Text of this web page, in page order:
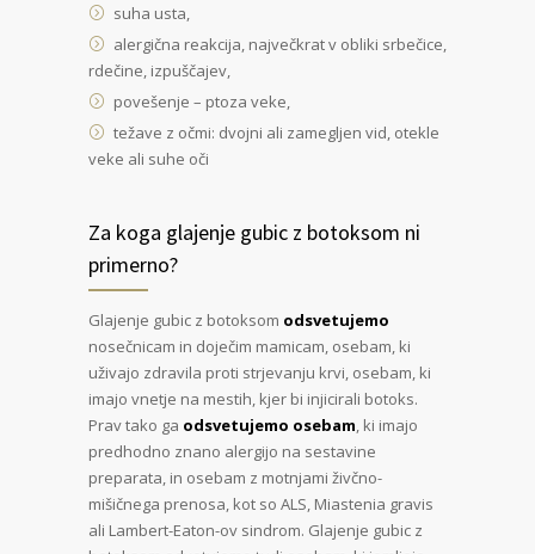
suha usta,
alergična reakcija, največkrat v obliki srbečice,
rdečine, izpuščajev,
povešenje – ptoza veke,
težave z očmi: dvojni ali zamegljen vid, otekle
veke ali suhe oči
Za koga glajenje gubic z botoksom ni
primerno?
Glajenje gubic z botoksom odsvetujemo
nosečnicam in doječim mamicam, osebam, ki
uživajo zdravila proti strjevanju krvi, osebam, ki
imajo vnetje na mestih, kjer bi injicirali botoks.
Prav tako ga odsvetujemo osebam, ki imajo
predhodno znano alergijo na sestavine
preparata, in osebam z motnjami živčno-
mišičnega prenosa, kot so ALS, Miastenia gravis
ali Lambert-Eaton-ov sindrom. Glajenje gubic z